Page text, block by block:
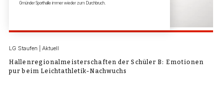
Gmünder Sporthalle immer wieder zum Durchbruch.
LG Staufen | Aktuell
Hallenregionalmeisterschaften der Schüler B: Emotionen
pur beim Leichtathletik-Nachwuchs